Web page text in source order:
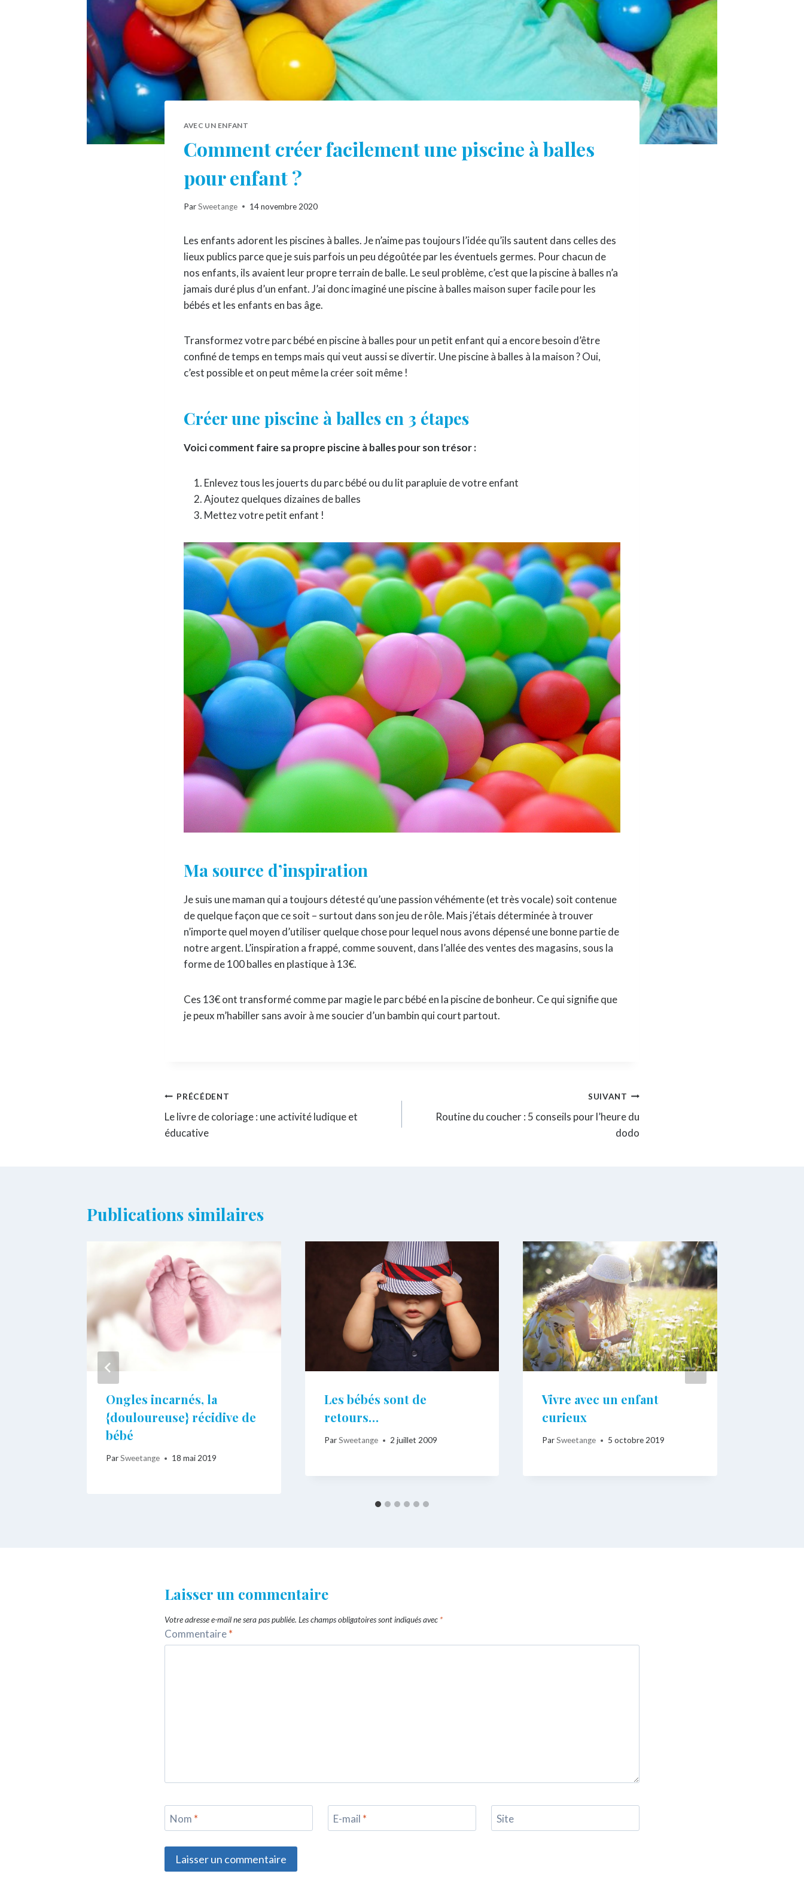
AVEC UN ENFANT
Comment créer facilement une piscine à balles
pour enfant ?
ParSweetange 14 novembre 2020
Les enfants adorent les piscines à balles. Je n’aime pas toujours l’idée qu’ils sautent dans celles des
lieux publics parce que je suis parfois un peu dégoûtée par les éventuels germes. Pour chacun de
nos enfants, ils avaient leur propre terrain de balle. Le seul problème, c’est que la piscine à balles n’a
jamais duré plus d’un enfant. J’ai donc imaginé une piscine à balles maison super facile pour les
bébés et les enfants en bas âge.
Transformez votre parc bébé en piscine à balles pour un petit enfant qui a encore besoin d’être
confiné de temps en temps mais qui veut aussi se divertir. Une piscine à balles à la maison ? Oui,
c’est possible et on peut même la créer soit même !
Créer une piscine à balles en 3 étapes
Voici comment faire sa propre piscine à balles pour son trésor :
Enlevez tous les jouerts du parc bébé ou du lit parapluie de votre enfant
Ajoutez quelques dizaines de balles
Mettez votre petit enfant !
Ma source d’inspiration
Je suis une maman qui a toujours détesté qu’une passion véhémente (et très vocale) soit contenue
de quelque façon que ce soit – surtout dans son jeu de rôle. Mais j’étais déterminée à trouver
n’importe quel moyen d’utiliser quelque chose pour lequel nous avons dépensé une bonne partie de
notre argent. L’inspiration a frappé, comme souvent, dans l’allée des ventes des magasins, sous la
forme de 100 balles en plastique à 13€.
Ces 13€ ont transformé comme par magie le parc bébé en la piscine de bonheur. Ce qui signifie que
je peux m’habiller sans avoir à me soucier d’un bambin qui court partout.
Navigation
de
PRÉCÉDENT
Le livre de coloriage : une activité ludique et
éducative
SUIVANT
Routine du coucher : 5 conseils pour l’heure du
dodo
Publications similaires
Ongles incarnés, la
{douloureuse} récidive de
bébé
ParSweetange 18 mai 2019
Les bébés sont de
retours…
Par Sweetange 2 juillet 2009
Vivre avec un enfant
curieux
Par Sweetange 5 octobre 2019
Laisser un commentaire
Votre adresse e-mail ne sera pas publiée. Les champs obligatoires sont indiqués avec *
Commentaire*
Nom * E-mail * Site